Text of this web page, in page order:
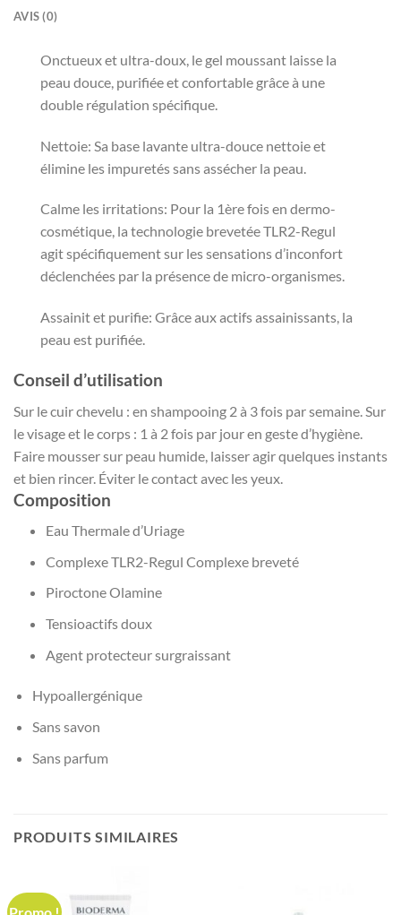
AVIS (0)
Onctueux et ultra-doux, le gel moussant laisse la
peau douce, purifiée et confortable grâce à une
double régulation spécifique.
Nettoie: Sa base lavante ultra-douce nettoie et
élimine les impuretés sans assécher la peau.
Calme les irritations: Pour la 1ère fois en dermo-
cosmétique, la technologie brevetée TLR2-Regul
agit spécifiquement sur les sensations d’inconfort
déclenchées par la présence de micro-organismes.
Assainit et purifie: Grâce aux actifs assainissants, la
peau est purifiée.
Conseil d’utilisation
Sur le cuir chevelu : en shampooing 2 à 3 fois par semaine. Sur
le visage et le corps : 1 à 2 fois par jour en geste d’hygiène.
Faire mousser sur peau humide, laisser agir quelques instants
et bien rincer. Éviter le contact avec les yeux.
Composition
Eau Thermale d’Uriage
Complexe TLR2-Regul Complexe breveté
Piroctone Olamine
Tensioactifs doux
Agent protecteur surgraissant
Hypoallergénique
Sans savon
Sans parfum
PRODUITS SIMILAIRES